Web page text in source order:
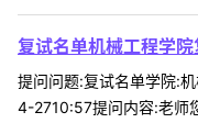
复试名单机械工程学
提问问题:复试名单学院:
4-2710:57提问内容:老师